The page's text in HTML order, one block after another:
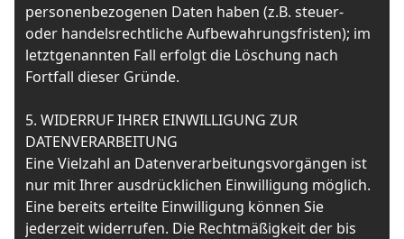
personenbezogenen Daten haben (z.B. steuer-
oder handelsrechtliche Aufbewahrungsfristen); im
letztgenannten Fall erfolgt die Löschung nach
Fortfall dieser Gründe.
5. WIDERRUF IHRER EINWILLIGUNG ZUR
DATENVERARBEITUNG
Eine Vielzahl an Datenverarbeitungsvorgängen ist
nur mit Ihrer ausdrücklichen Einwilligung möglich.
Eine bereits erteilte Einwilligung können Sie
jederzeit widerrufen. Die Rechtmäßigkeit der bis